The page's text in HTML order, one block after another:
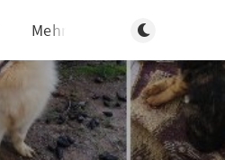
Mehr Dunklen